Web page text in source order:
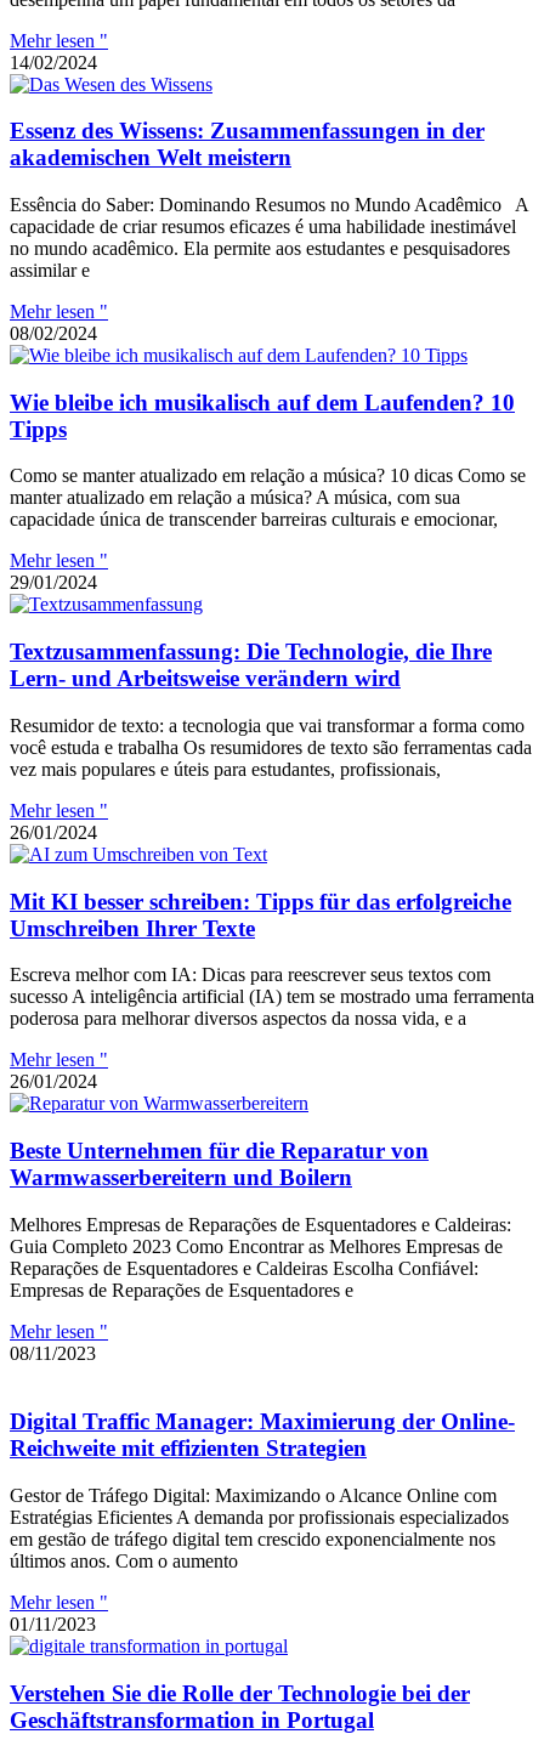
Mehr lesen "
14/02/2024
Essenz des Wissens: Zusammenfassungen in der
akademischen Welt meistern
Essência do Saber: Dominando Resumos no Mundo Acadêmico A
capacidade de criar resumos eficazes é uma habilidade inestimável
no mundo acadêmico. Ela permite aos estudantes e pesquisadores
assimilar e
Mehr lesen "
08/02/2024
Wie bleibe ich musikalisch auf dem Laufenden? 10
Tipps
Como se manter atualizado em relação a música? 10 dicas Como se
manter atualizado em relação a música? A música, com sua
capacidade única de transcender barreiras culturais e emocionar,
Mehr lesen "
29/01/2024
Textzusammenfassung: Die Technologie, die Ihre
Lern- und Arbeitsweise verändern wird
Resumidor de texto: a tecnologia que vai transformar a forma como
você estuda e trabalha Os resumidores de texto são ferramentas cada
vez mais populares e úteis para estudantes, profissionais,
Mehr lesen "
26/01/2024
Mit KI besser schreiben: Tipps für das erfolgreiche
Umschreiben Ihrer Texte
Escreva melhor com IA: Dicas para reescrever seus textos com
sucesso A inteligência artificial (IA) tem se mostrado uma ferramenta
poderosa para melhorar diversos aspectos da nossa vida, e a
Mehr lesen "
26/01/2024
Beste Unternehmen für die Reparatur von
Warmwasserbereitern und Boilern
Melhores Empresas de Reparações de Esquentadores e Caldeiras:
Guia Completo 2023 Como Encontrar as Melhores Empresas de
Reparações de Esquentadores e Caldeiras Escolha Confiável:
Empresas de Reparações de Esquentadores e
Mehr lesen "
08/11/2023
Digital Traffic Manager: Maximierung der Online-
Reichweite mit effizienten Strategien
Gestor de Tráfego Digital: Maximizando o Alcance Online com
Estratégias Eficientes A demanda por profissionais especializados
em gestão de tráfego digital tem crescido exponencialmente nos
últimos anos. Com o aumento
Mehr lesen "
01/11/2023
Verstehen Sie die Rolle der Technologie bei der
Geschäftstransformation in Portugal